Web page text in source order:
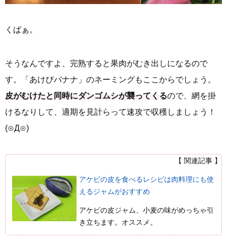
くぱぁ。
そうなんですよ、完熟すると果肉がむき出しになるので
す。「あけびバナナ」のネーミングもここからでしょう。
皮がむけたと同時にダンゴムシが襲ってくるので、網を掛
けるなりして、適期を見計らって速攻で収穫しましょう！
(⊙Д⊙)
【 関連記事 】
アケビの皮を食べるレシピは肉料理にも使
えるジャムがおすすめ
アケビの皮ジャム、小麦の味がめっちゃ引
き立ちます。オススメ。